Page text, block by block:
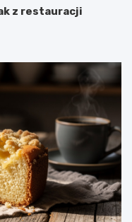
z restauracji